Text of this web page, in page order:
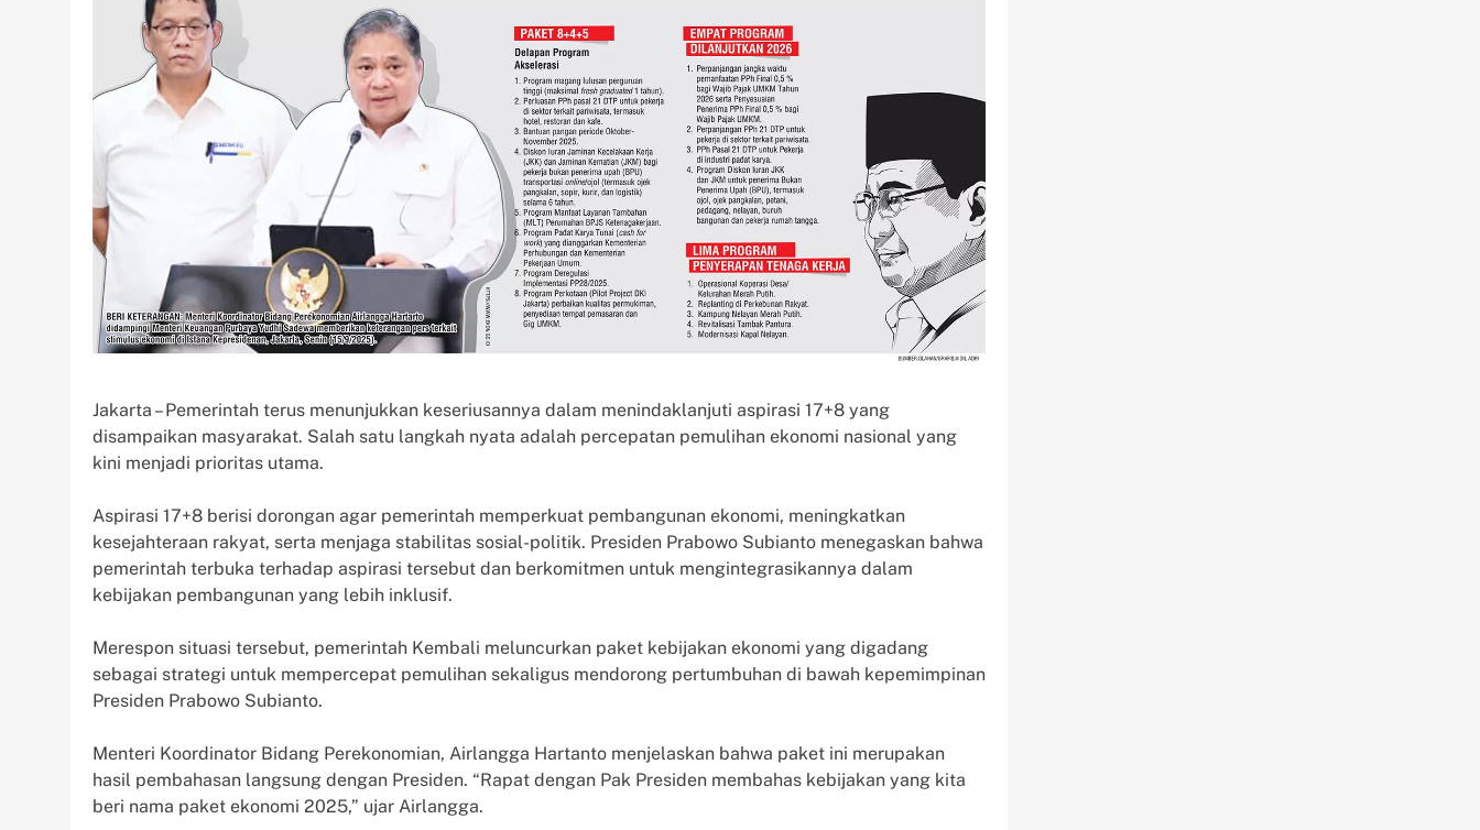
Jakarta – Pemerintah terus menunjukkan keseriusannya dalam menindaklanjuti aspirasi 17+8 yang
disampaikan masyarakat. Salah satu langkah nyata adalah percepatan pemulihan ekonomi nasional yang
kini menjadi prioritas utama.
Aspirasi 17+8 berisi dorongan agar pemerintah memperkuat pembangunan ekonomi, meningkatkan
kesejahteraan rakyat, serta menjaga stabilitas sosial-politik. Presiden Prabowo Subianto menegaskan bahwa
pemerintah terbuka terhadap aspirasi tersebut dan berkomitmen untuk mengintegrasikannya dalam
kebijakan pembangunan yang lebih inklusif.
Merespon situasi tersebut, pemerintah Kembali meluncurkan paket kebijakan ekonomi yang digadang
sebagai strategi untuk mempercepat pemulihan sekaligus mendorong pertumbuhan di bawah kepemimpinan
Presiden Prabowo Subianto.
Menteri Koordinator Bidang Perekonomian, Airlangga Hartanto menjelaskan bahwa paket ini merupakan
hasil pembahasan langsung dengan Presiden. “Rapat dengan Pak Presiden membahas kebijakan yang kita
beri nama paket ekonomi 2025,” ujar Airlangga.